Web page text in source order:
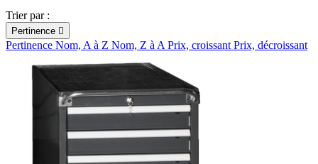
Trier par :
Pertinence 
Pertinence Nom, A à Z Nom, Z à A Prix, croissant Prix, décroissant